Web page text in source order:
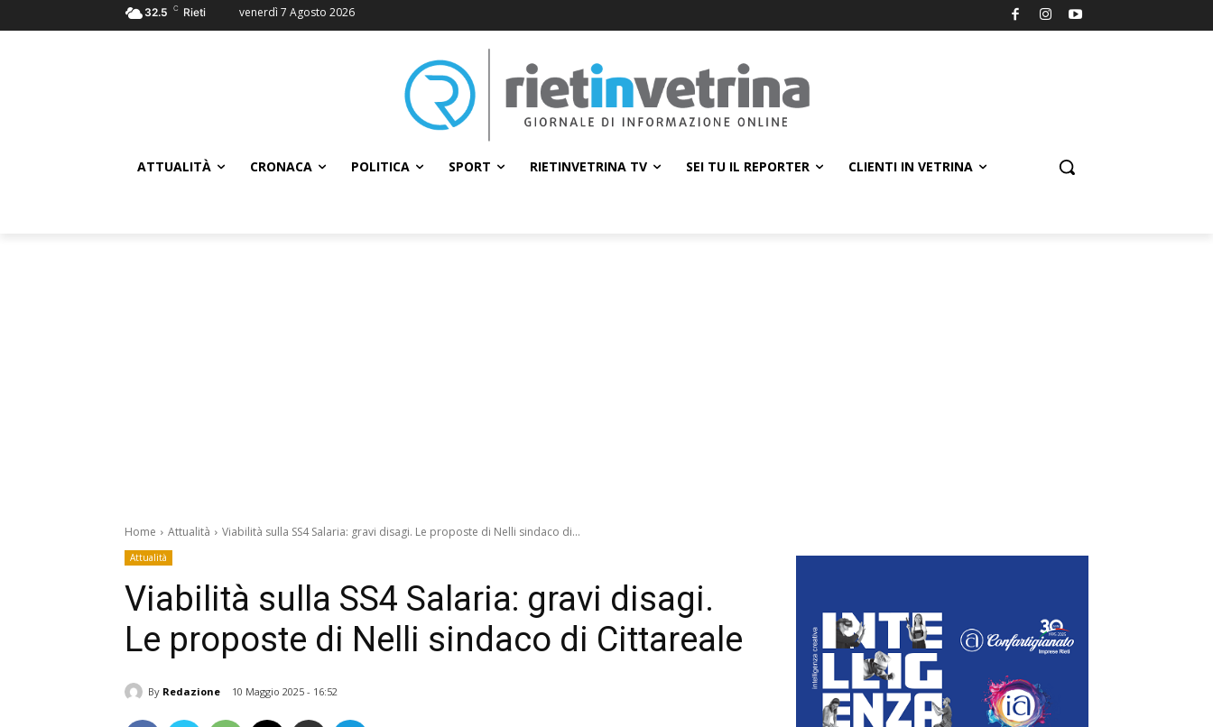
32.5 C Rieti venerdì 7 Agosto 2026
ATTUALITÀ CRONACA POLITICA SPORT RIETINVETRINA TV SEI TU IL REPORTER CLIENTI IN VETRINA
Home Attualità Viabilità sulla SS4 Salaria: gravi disagi. Le proposte di Nelli sindaco di...
Attualità
Viabilità sulla SS4 Salaria: gravi disagi.
Le proposte di Nelli sindaco di Cittareale
By Redazione 10 Maggio 2025 - 16:52